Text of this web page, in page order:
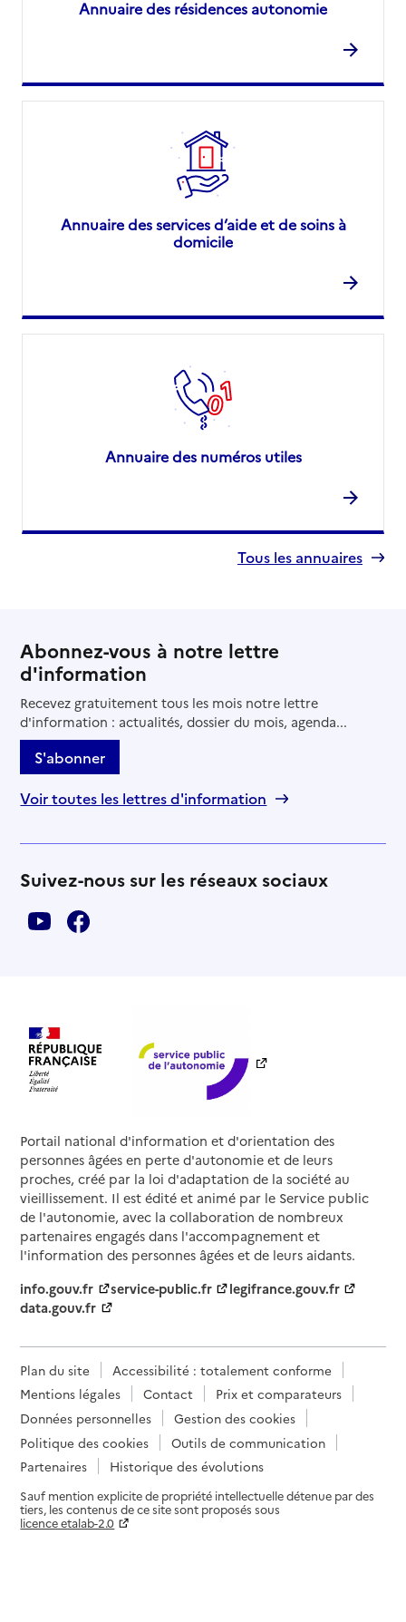
Annuaire des résidences autonomie
Annuaire des services d’aide et de soins à
domicile
Annuaire des numéros utiles
Tous les annuaires
Abonnez-vous à notre lettre
d'information
Recevez gratuitement tous les mois notre lettre
d'information : actualités, dossier du mois, agenda...
S'abonner
Voir toutes les lettres d'information
Suivez-nous sur les réseaux sociaux
Portail national d'information et d'orientation des
personnes âgées en perte d'autonomie et de leurs
proches, créé par la loi d'adaptation de la société au
vieillissement. Il est édité et animé par le Service public
de l'autonomie, avec la collaboration de nombreux
partenaires engagés dans l'accompagnement et
l'information des personnes âgées et de leurs aidants.
info.gouv.fr
service-public.fr
legifrance.gouv.fr
data.gouv.fr
Plan du site
Accessibilité : totalement conforme
Mentions légales
Contact
Prix et comparateurs
Données personnelles
Gestion des cookies
Politique des cookies
Outils de communication
Partenaires
Historique des évolutions
Sauf mention explicite de propriété intellectuelle détenue par des
tiers, les contenus de ce site sont proposés sous
licence etalab-2.0